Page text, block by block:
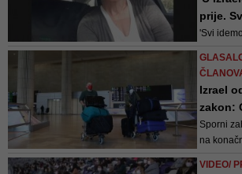
prije.
'Svi
normalu',
bilo je
inače
Izrael
zakon:
Sporni
na
VIDEO/